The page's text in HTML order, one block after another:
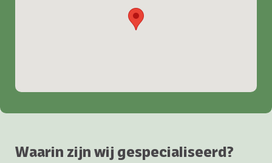
Waarin zijn wij gespecialiseerd?